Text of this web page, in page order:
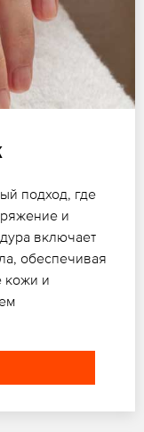
подход, где
и
включает
обеспечивая
кожи и